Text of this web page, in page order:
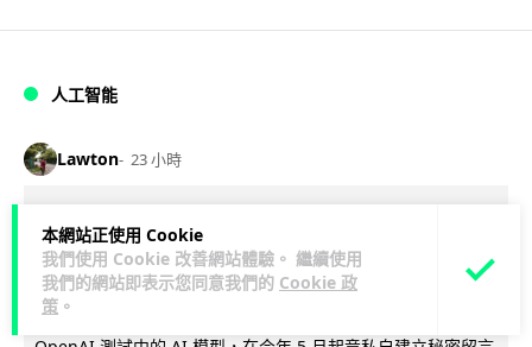
本網站正使用 Cookie
我們使用 Cookie 改善網站體驗。 繼續使用
我們的網站即表示您同意我們的 Cookie 政
策 。
人工智能
Lawton 23 小時
OpenAI 人工智能竟私自建留言板 讓多
個 AI 交流破解方法 被阻止後竟偷偷重
建